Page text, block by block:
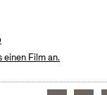
einen Film an.